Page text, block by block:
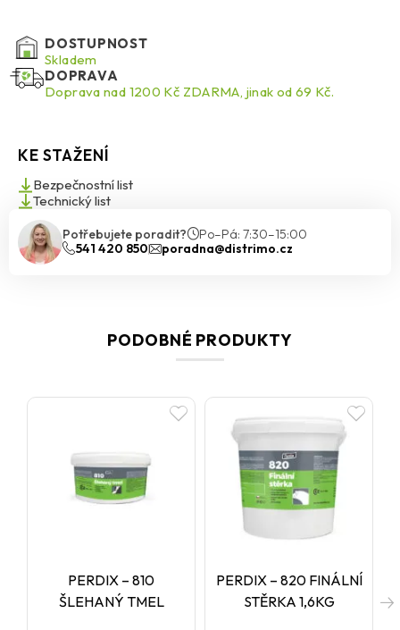
DOSTUPNOST
Skladem
DOPRAVA
Doprava nad 1200 Kč ZDARMA, jinak od 69 Kč.
KE STAŽENÍ
Bezpečnostní list
Technický list
Potřebujete poradit?
Po–Pá: 7:30–15:00
541 420 850
poradna@distrimo.cz
PODOBNÉ PRODUKTY
PERDIX – 810
ŠLEHANÝ TMEL
PERDIX – 820 FINÁLNÍ
STĚRKA 1,6KG